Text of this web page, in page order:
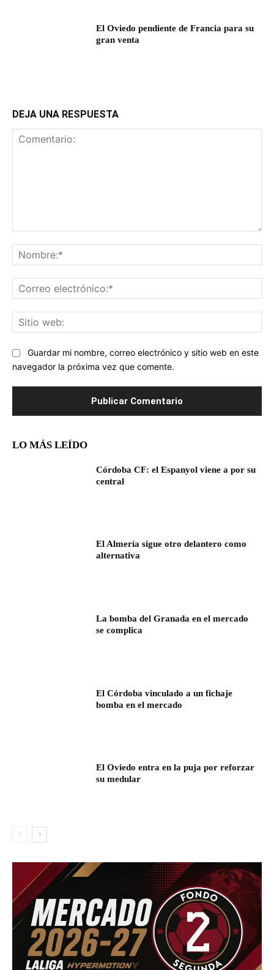
El Oviedo pendiente de Francia para su
gran venta
DEJA UNA RESPUESTA
Guardar mi nombre, correo electrónico y sitio web en este
navegador la próxima vez que comente.
LO MÁS LEÍDO
Córdoba CF: el Espanyol viene a por su
central
El Almería sigue otro delantero como
alternativa
La bomba del Granada en el mercado
se complica
El Córdoba vinculado a un fichaje
bomba en el mercado
El Oviedo entra en la puja por reforzar
su medular